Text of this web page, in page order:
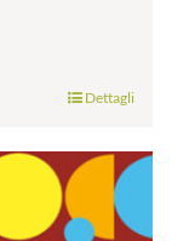
Dettagli